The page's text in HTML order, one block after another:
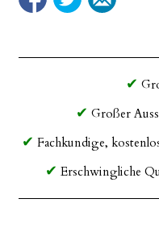
Großer
Fachkundige,
Erschwingliche